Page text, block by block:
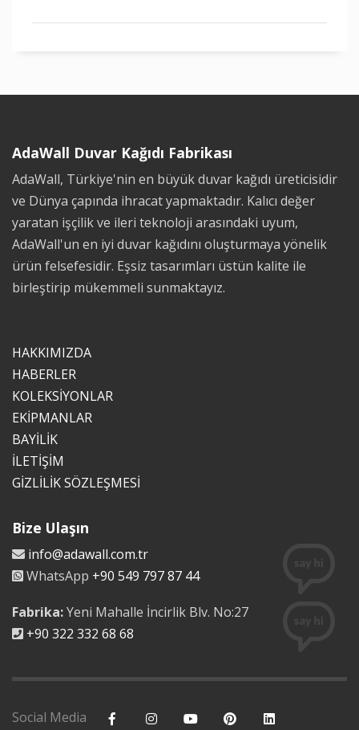
AdaWall Duvar Kağıdı Fabrikası
AdaWall, Türkiye'nin en büyük duvar kağıdı üreticisidir
ve Dünya çapında ihracat yapmaktadır. Kalıcı değer
yaratan işçilik ve ileri teknoloji arasındaki uyum,
AdaWall'un en iyi duvar kağıdını oluşturmaya yönelik
ürün felsefesidir. Eşsiz tasarımları üstün kalite ile
birleştirip mükemmeli sunmaktayız.
HAKKIMIZDA
HABERLER
KOLEKSİYONLAR
EKİPMANLAR
BAYİLİK
İLETİŞİM
GİZLİLİK SÖZLEŞMESİ
Bize Ulaşın
info@adawall.com.tr
WhatsApp +90 549 797 87 44
Fabrika:Yeni Mahalle İncirlik Blv. No:27
+90 322 332 68 68
Social Media